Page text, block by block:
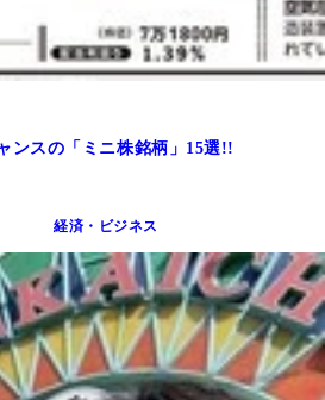
ンスの「ミニ株銘柄」15選!!
経済・ビジネス